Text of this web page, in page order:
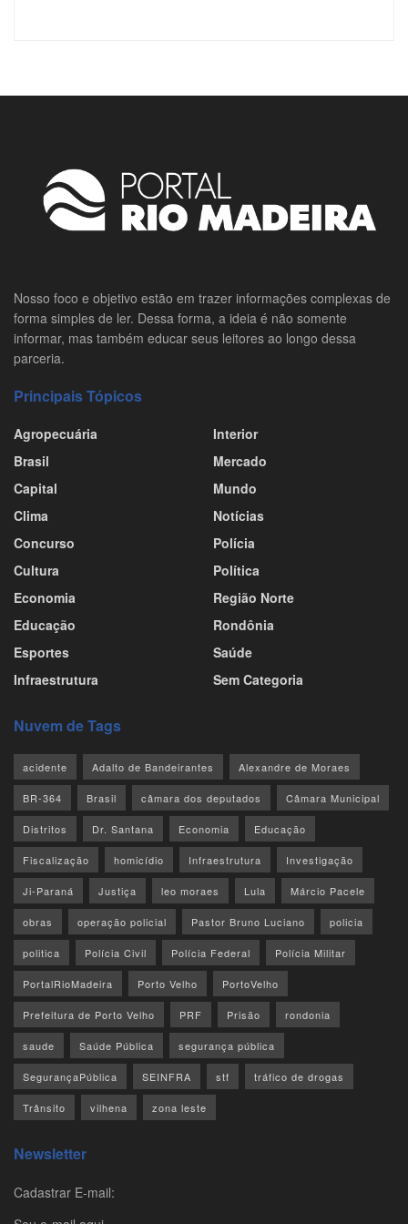
Nosso foco e objetivo estão em trazer informações complexas de
forma simples de ler. Dessa forma, a ideia é não somente
informar, mas também educar seus leitores ao longo dessa
parceria.
Principais Tópicos
Agropecuária
Brasil
Capital
Clima
Concurso
Cultura
Economia
Educação
Esportes
Infraestrutura
Interior
Mercado
Mundo
Notícias
Polícia
Política
Região Norte
Rondônia
Saúde
Sem Categoria
Nuvem de Tags
acidente Adalto de Bandeirantes Alexandre de Moraes
BR-364 Brasil câmara dos deputados Câmara Municipal
Distritos Dr. Santana Economia Educação
Fiscalização homicídio Infraestrutura Investigação
Ji-Paraná Justiça leo moraes Lula Márcio Pacele
obras operação policial Pastor Bruno Luciano policia
politica Polícia Civil Polícia Federal Polícia Militar
PortalRioMadeira Porto Velho PortoVelho
Prefeitura de Porto Velho PRF Prisão rondonia
saude Saúde Pública segurança pública
SegurançaPública SEINFRA stf tráfico de drogas
Trânsito vilhena zona leste
Newsletter
Cadastrar E-mail: